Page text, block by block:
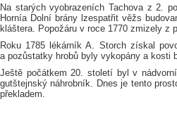
Na starých vyobrazeních Tachova z 2.
Hornía Dolní brány lzespatřit věžs
kláštera. Popožáru v roce 1770 zmizely z
Roku 1785 lékárník A. Storch získal
a pozůstatky hrobů byly vykopány a kosti
Ještě počátkem 20. století byl v
gutštejnský náhrobník. Dnes je tento
překladem.